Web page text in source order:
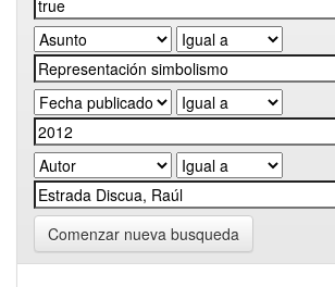
Comenzar nueva busqueda